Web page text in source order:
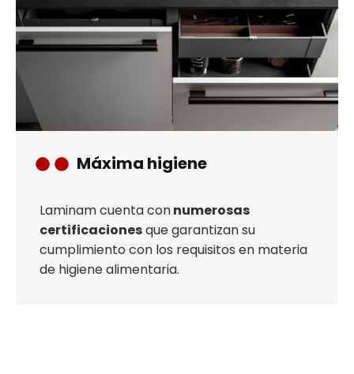
Máxima higiene
Laminam cuenta connumerosas
certificacionesque garantizan su
cumplimiento con los requisitos en materia
de higiene alimentaria.